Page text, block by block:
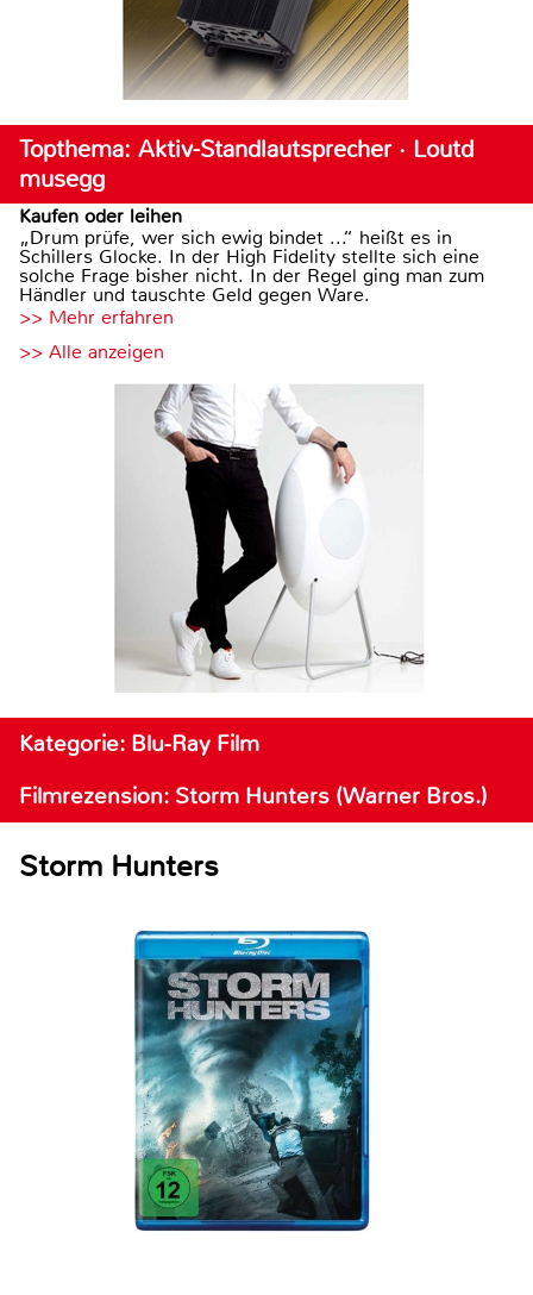
Topthema: Aktiv-Standlautsprecher · Loutd
musegg
Kaufen oder leihen
„Drum prüfe, wer sich ewig bindet ...“ heißt es in
Schillers Glocke. In der High Fidelity stellte sich eine
solche Frage bisher nicht. In der Regel ging man zum
Händler und tauschte Geld gegen Ware.
>> Mehr erfahren
>> Alle anzeigen
Kategorie: Blu-Ray Film
Filmrezension: Storm Hunters (Warner Bros.)
Storm Hunters